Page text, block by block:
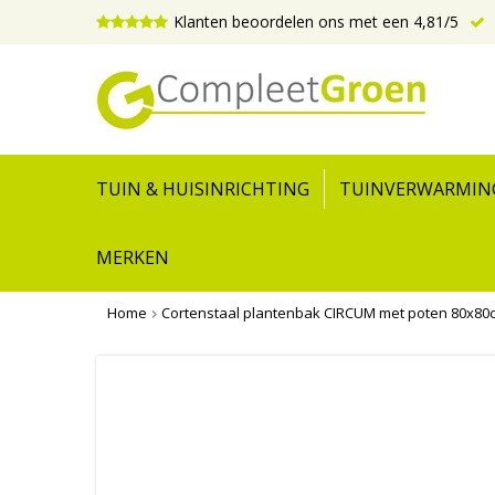
Klanten beoordelen ons met een 4,81/5
TUIN & HUISINRICHTING
MERKEN
Home Cortenstaal plantenbak CIRCUM met poten